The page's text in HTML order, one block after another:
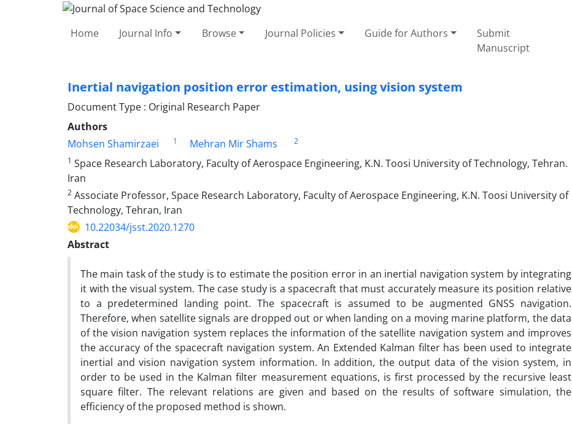
Home Journal Info Browse Journal Policies Guide for Authors
Submit
Manuscript
Inertial navigation position error estimation, using vision system
Document Type : Original Research Paper
Authors
Mohsen Shamirzaei
1 Mehran Mir Shams
2
1 Space Research Laboratory, Faculty of Aerospace Engineering, K.N. Toosi University of Technology, Tehran.
Iran
2 Associate Professor, Space Research Laboratory, Faculty of Aerospace Engineering, K.N. Toosi University of
Technology, Tehran, Iran
10.22034/jsst.2020.1270
Abstract
The main task of the study is to estimate the position error in an inertial navigation system by integrating
it with the visual system. The case study is a spacecraft that must accurately measure its position relative
to a predetermined landing point. The spacecraft is assumed to be augmented GNSS navigation.
Therefore, when satellite signals are dropped out or when landing on a moving marine platform, the data
of the vision navigation system replaces the information of the satellite navigation system and improves
the accuracy of the spacecraft navigation system. An Extended Kalman filter has been used to integrate
inertial and vision navigation system information. In addition, the output data of the vision system, in
order to be used in the Kalman filter measurement equations, is first processed by the recursive least
square filter. The relevant relations are given and based on the results of software simulation, the
efficiency of the proposed method is shown.